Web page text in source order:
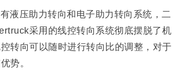
液压助力转向和电子助力转向系统，二
采用的线控转向系统彻底摆脱了机
转向可以随时进行转向比的调整，对于
势。